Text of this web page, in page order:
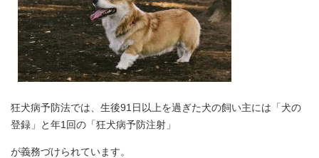
狂犬病予防法では、生後91日以上を過ぎた犬の飼い主には「犬の
登録」と年1回の「狂犬病予防注射」
が義務づけられています。